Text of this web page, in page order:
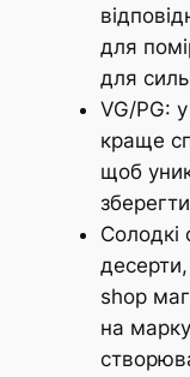
для
для
VG/PG:
краще
щоб
Солодкі
shop
на